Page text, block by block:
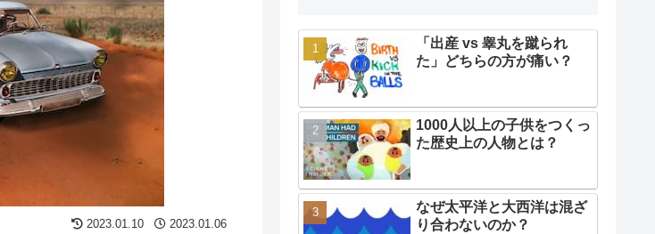
2023.01.10 2023.01.06
「出産 vs 睾丸を蹴られ
た」どちらの方が痛い？
1000人以上の子供をつくっ
た歴史上の人物とは？
なぜ太平洋と大西洋は混ざ
り合わないのか？